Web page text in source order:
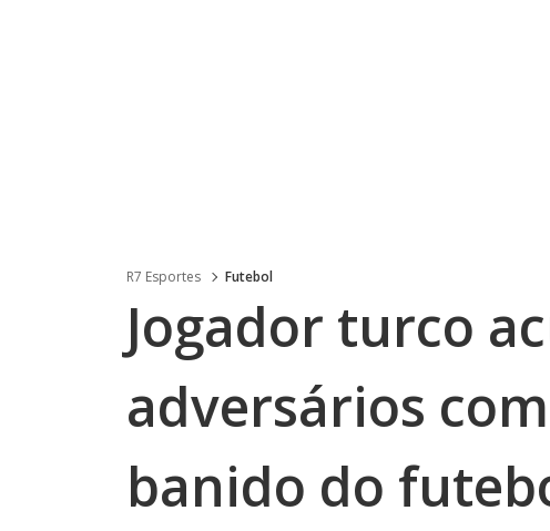
R7 Esportes Futebol
Jogador turco
adversários
banido do